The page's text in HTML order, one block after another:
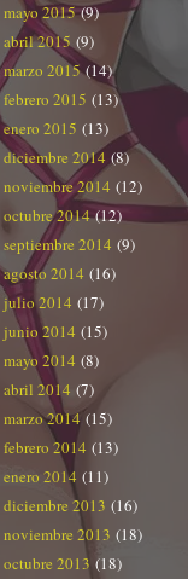
mayo 2015(9)
abril 2015 (9)
marzo 2015(14)
febrero 2015 (13)
enero 2015 (13)
diciembre 2014 (8)
noviembre 2014 (12)
octubre 2014(12)
septiembre 2014 (9)
agosto 2014 (16)
julio 2014 (17)
junio 2014 (15)
mayo 2014 (8)
abril 2014 (7)
marzo 2014 (15)
febrero 2014 (13)
enero 2014 (11)
diciembre 2013 (16)
noviembre 2013 (18)
octubre 2013 (18)